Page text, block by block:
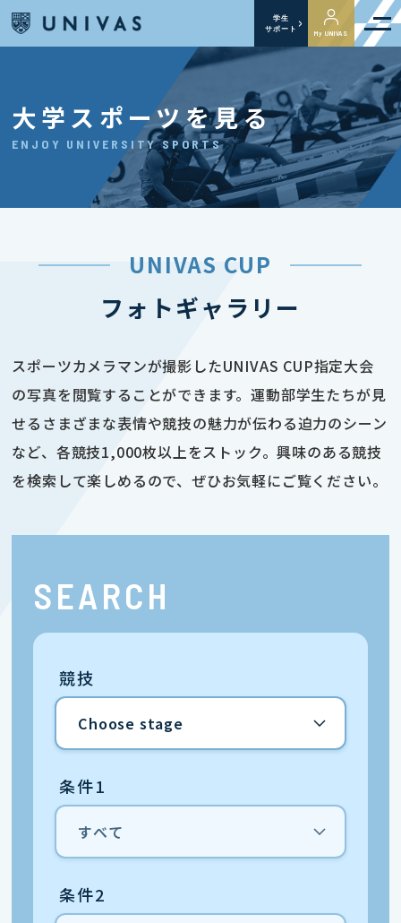
学生
サポート
My UNIVAS
大学スポーツを見る
ENJOY UNIVERSITY SPORTS
UNIVAS CUP
フォトギャラリー
スポーツカメラマンが撮影したUNIVAS CUP指定大会
の写真を閲覧することができます。運動部学生たちが見
せるさまざまな表情や競技の魅力が伝わる迫力のシーン
など、各競技1,000枚以上をストック。興味のある競技
を検索して楽しめるので、ぜひお気軽にご覧ください。
SEARCH
競技
条件1
条件2